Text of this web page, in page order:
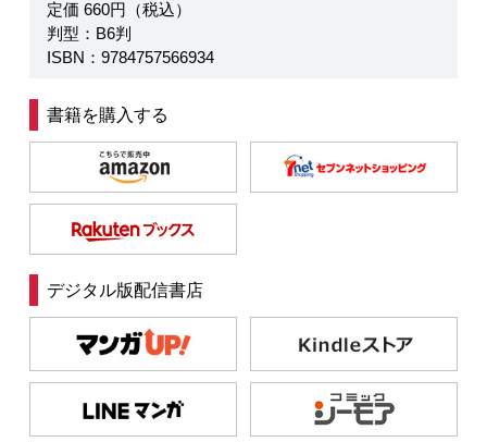
定価 660円（税込）
判型：B6判
ISBN：9784757566934
書籍を購入する
デジタル版配信書店